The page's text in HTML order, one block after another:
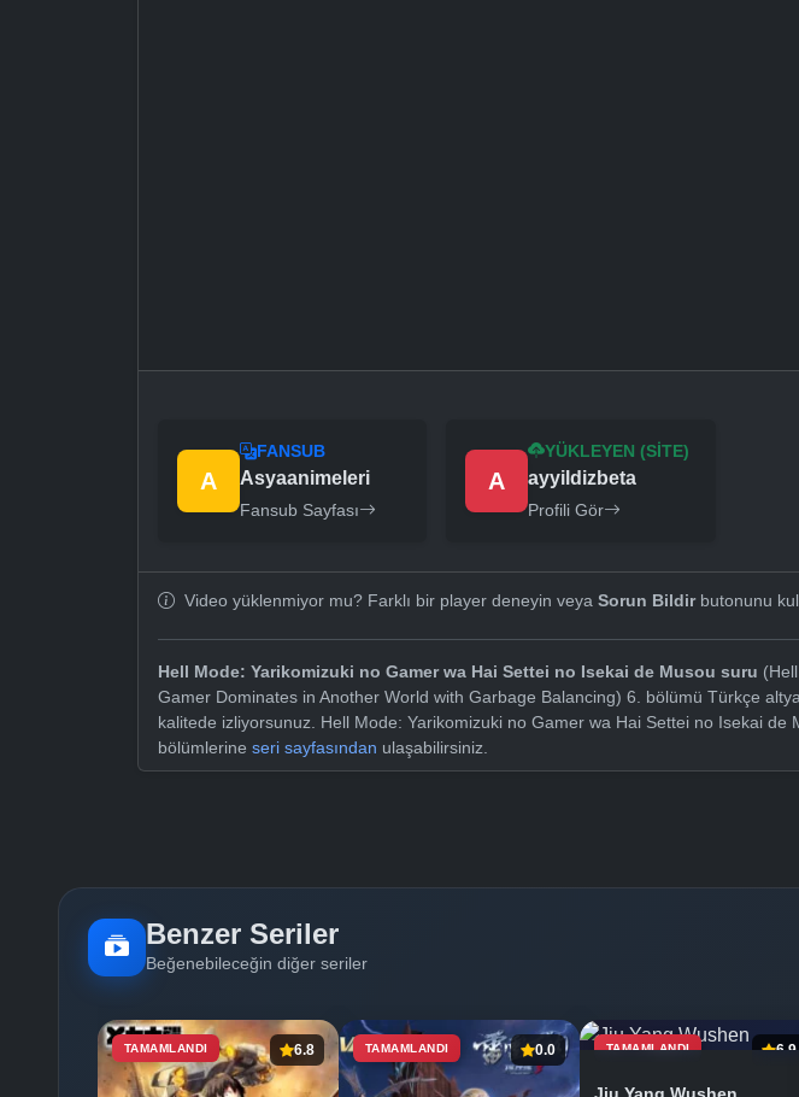
A
FANSUB
Asyaanimeleri
Fansub Sayfası
A
YÜKLEYEN (SITE)
ayyildizbeta
Profili Gör
Video yüklenmiyor mu? Farklı bir player deneyin veya Sorun Bildirbutonunu
Hell Mode: Yarikomizuki no Gamer wa Hai Settei no Isekai de Musou suru
Gamer Dominates in Another World with Garbage Balancing) 6. bölümü Türkçe
kalitede izliyorsunuz. Hell Mode: Yarikomizuki no Gamer wa Hai Settei no Isekai de
bölümlerine seri sayfasından ulaşabilirsiniz.
Benzer Seriler
Beğenebileceğin diğer seriler
TAMAMLANDI 6.8 TAMAMLANDI 0.0 TAMAMLANDI 6.9